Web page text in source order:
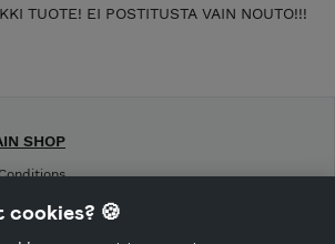
kalkkimaalilla, UNIIKKI TUOTE! EI POSTITUSTA VAIN NOUTO!!!
SHOP
cookies? 🍪